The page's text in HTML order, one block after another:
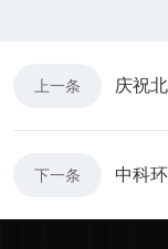
上一条
下一条 中科